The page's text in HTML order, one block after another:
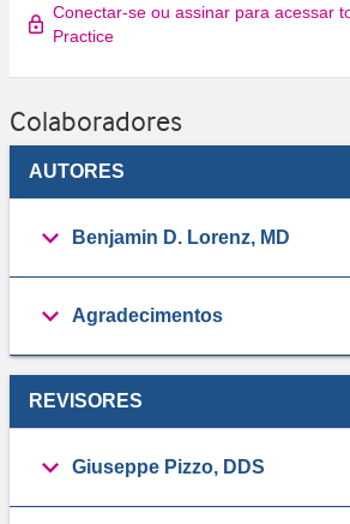
Conectar-se ou assinar para acessar
Practice
Colaboradores
AUTORES
Benjamin D. Lorenz, MD
Agradecimentos
REVISORES
Giuseppe Pizzo, DDS